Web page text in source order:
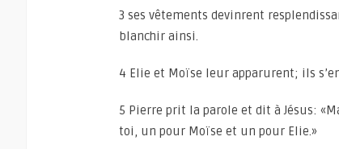
3 ses vêtements devinrent
blanchir ainsi.
4 Elie et Moïse leur apparurent; ils
5 Pierre prit la parole et dit à Jésus:
toi, un pour Moïse et un pour Elie.»